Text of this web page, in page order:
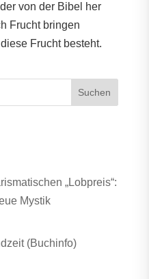
von der Bibel her
Frucht bringen
Frucht besteht.
„Lobpreis“:
Mystik
(Buchinfo)